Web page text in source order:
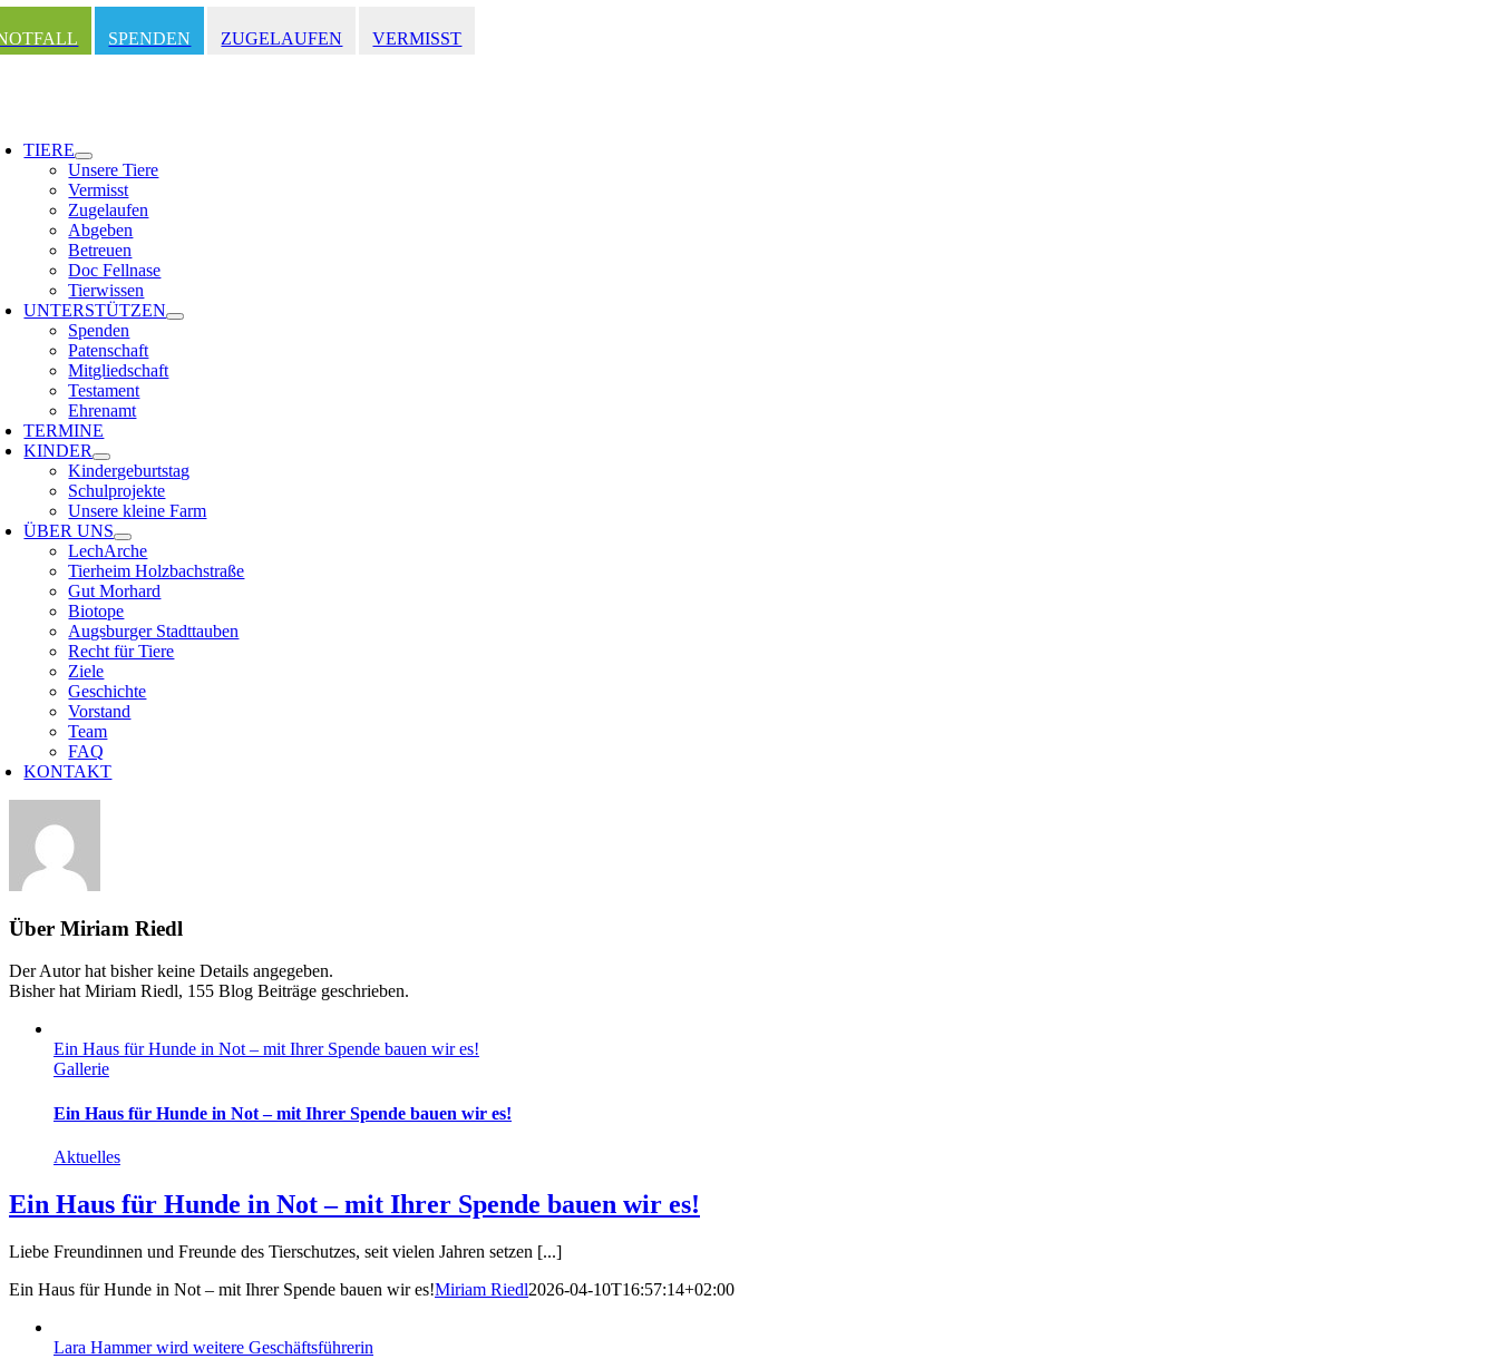
Inhalt
springen
SPENDEN ZUGELAUFEN VERMISST
TIERE
Unsere Tiere
Vermisst
Zugelaufen
Abgeben
Betreuen
Doc Fellnase
Tierwissen
UNTERSTÜTZEN
Spenden
Patenschaft
Mitgliedschaft
Testament
Ehrenamt
TERMINE
KINDER
Kindergeburtstag
Schulprojekte
Unsere kleine Farm
ÜBER UNS
LechArche
Tierheim Holzbachstraße
Gut Morhard
Biotope
Augsburger Stadttauben
Recht für Tiere
Ziele
Geschichte
Vorstand
Team
FAQ
KONTAKT
Über Miriam Riedl
Der Autor hat bisher keine Details angegeben.
Bisher hat Miriam Riedl, 155 Blog Beiträge geschrieben.
Ein Haus für Hunde in Not – mit Ihrer Spende bauen wir es!
Gallerie
Ein Haus für Hunde in Not – mit Ihrer Spende bauen wir es!
Aktuelles
Ein Haus für Hunde in Not – mit Ihrer Spende bauen wir es!
Liebe Freundinnen und Freunde des Tierschutzes, seit vielen Jahren setzen [...]
Ein Haus für Hunde in Not – mit Ihrer Spende bauen wir es!Miriam Riedl2026-04-10T16:57:14+02:00
Lara Hammer wird weitere Geschäftsführerin